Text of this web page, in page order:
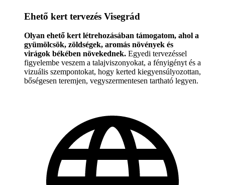
Ehető kert tervezés Visegrád
Olyan ehető kert létrehozásában támogatom, ahol a
gyümölcsök, zöldségek, aromás növények és
virágok békében növekednek. Egyedi tervezéssel
figyelembe veszem a talajviszonyokat, a fényigényt és a
vizuális szempontokat, hogy kerted kiegyensúlyozottan,
bőségesen teremjen, vegyszermentesen tartható legyen.